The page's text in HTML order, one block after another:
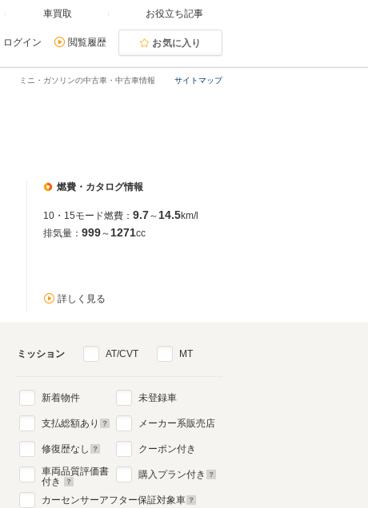
車買取 お役立ち記事
ログイン 閲覧履歴 お気に入り
サイトマップ
ミニ・ガソリンの中古車・中古車情報
燃費・カタログ情報
10・15モード燃費： 9.7～ 14.5km/l
排気量： 999～ 1271cc
詳しく見る
ミッション AT/CVT MT
新着物件
支払総額あり
修復歴なし
車両品質評価書
付き
未登録車
メーカー系販売店
クーポン付き
購入プラン付き
カーセンサーアフター保証対象車